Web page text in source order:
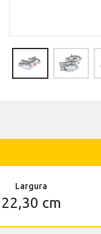
Largura
22,30 cm